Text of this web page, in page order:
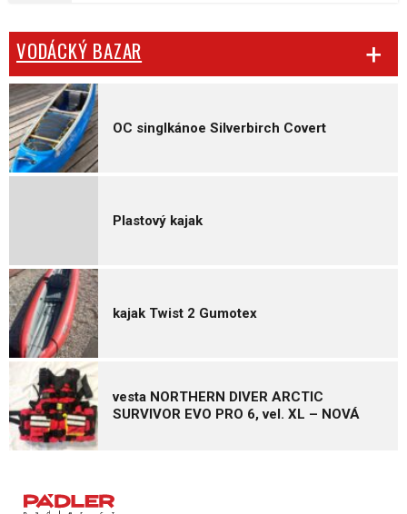
VODÁCKÝ BAZAR
OC singlkánoe Silverbirch Covert
Plastový kajak
kajak Twist 2 Gumotex
vesta NORTHERN DIVER ARCTIC
SURVIVOR EVO PRO 6, vel. XL – NOVÁ